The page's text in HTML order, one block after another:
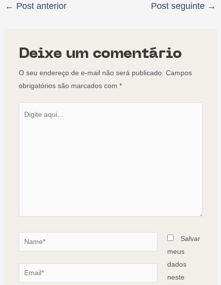
← Post anterior Post seguinte →
Deixe um comentário
O seu endereço de e-mail não será publicado. Campos
obrigatórios são marcados com *
Name*
Email*
Salvar
meus
dados
neste